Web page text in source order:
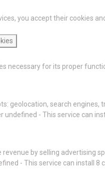
you accept their cookies
necessary for its proper
geolocation, search engines,
undefined - This service can
by selling advertising
- This service can install 8